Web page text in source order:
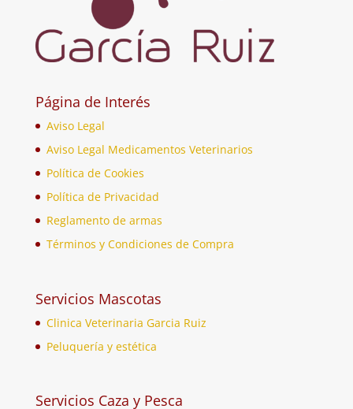
Página de Interés
Aviso Legal
Aviso Legal Medicamentos Veterinarios
Política de Cookies
Política de Privacidad
Reglamento de armas
Términos y Condiciones de Compra
Servicios Mascotas
Clinica Veterinaria Garcia Ruiz
Peluquería y estética
Servicios Caza y Pesca